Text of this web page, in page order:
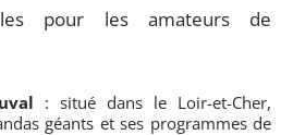
pour les amateurs de
: situé dans le Loir-et-Cher,
géants et ses programmes de